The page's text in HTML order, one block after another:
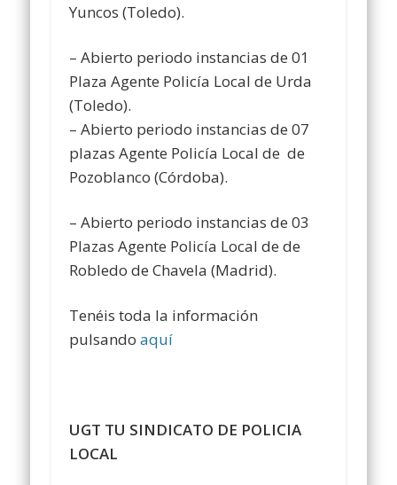
Yuncos (Toledo).
– Abierto periodo instancias de 01
Plaza Agente Policía Local de Urda
(Toledo).
– Abierto periodo instancias de 07
plazas Agente Policía Local de de
Pozoblanco (Córdoba).
– Abierto periodo instancias de 03
Plazas Agente Policía Local de de
Robledo de Chavela (Madrid).
Tenéis toda la información
pulsandoaquí
UGT TU SINDICATO DE POLICIA
LOCAL